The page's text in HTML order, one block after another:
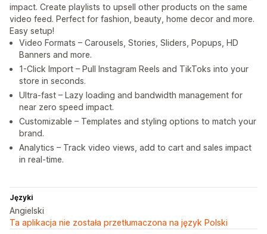
impact. Create playlists to upsell other products on the same
video feed. Perfect for fashion, beauty, home decor and more.
Easy setup!
Video Formats – Carousels, Stories, Sliders, Popups, HD
Banners and more.
1-Click Import – Pull Instagram Reels and TikToks into your
store in seconds.
Ultra-fast – Lazy loading and bandwidth management for
near zero speed impact.
Customizable – Templates and styling options to match your
brand.
Analytics – Track video views, add to cart and sales impact
in real-time.
Języki
Angielski
Ta aplikacja nie została przetłumaczona na język Polski